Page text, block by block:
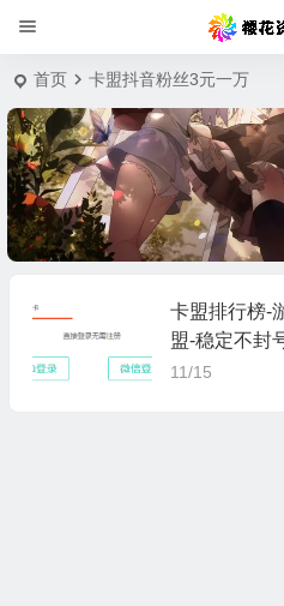
首页 卡盟抖音粉丝3元一万
卡盟排行榜-
盟-稳定不封
11/15